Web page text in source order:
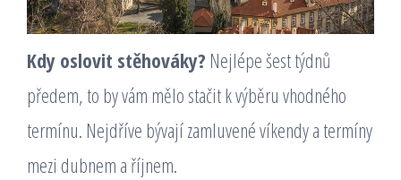
Kdy oslovit stěhováky? Nejlépe šest týdnů
předem, to by vám mělo stačit k výběru vhodného
termínu. Nejdříve bývají zamluvené víkendy a termíny
mezi dubnem a říjnem.